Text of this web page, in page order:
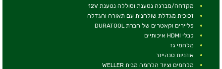
מקדחה/מברגה נטענת וסוללה נטענת 12V
זכוכית מגדלת שולחנית עם תאורה והגדלה
פליירים וקאטרים של חברת DURATOOL
כבלי HDMI איכותיים
מלחמי גז
אוזניות סנהייזר
מלחמים וציוד הלחמה מבית WELLER